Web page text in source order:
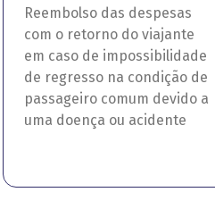
Reembolso das despesas
com o retorno do viajante
em caso de impossibilidade
de regresso na condição de
passageiro comum devido a
uma doença ou acidente